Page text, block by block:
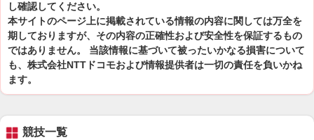
し確認してください。
本サイトのページ上に掲載されている情報の内容に関しては万全を
期しておりますが、その内容の正確性および安全性を保証するもの
ではありません。 当該情報に基づいて被ったいかなる損害について
も、株式会社NTTドコモおよび情報提供者は一切の責任を負いかね
ます。
競技一覧